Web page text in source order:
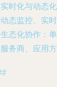
实时化与动态化
态监控、实
生态化协作 ：
务商、应用